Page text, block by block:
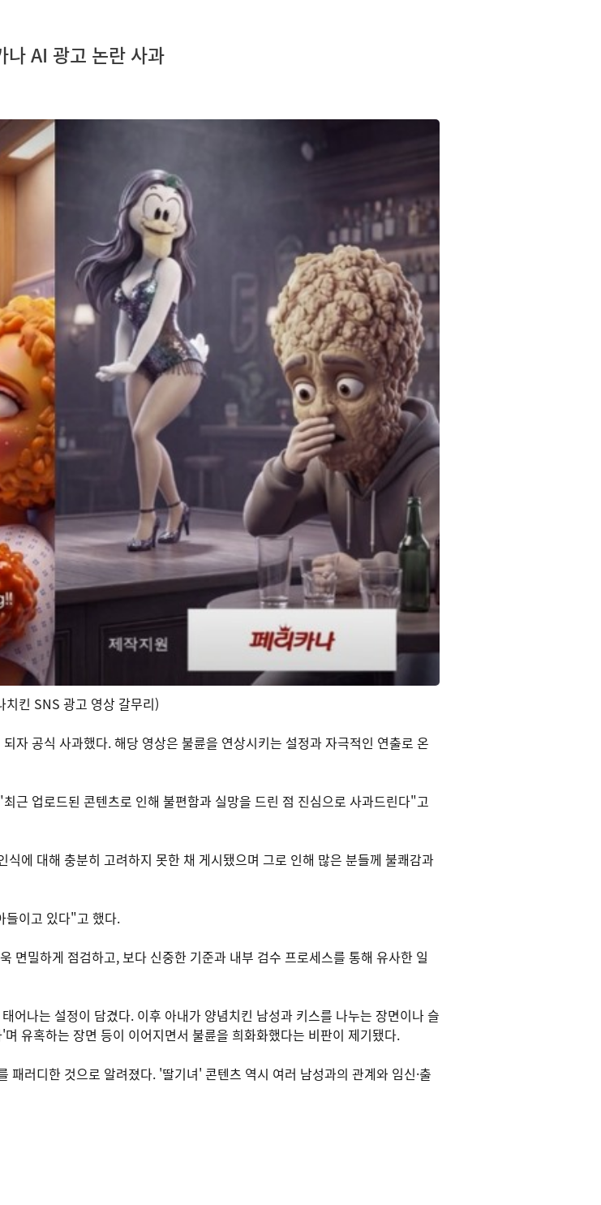
AI 광고 논란 사과
치킨 SNS 광고 영상 갈무리)
자 공식 사과했다. 해당 영상은 불륜을 연상시키는 설정과 자극적인 연출로 온
근 업로드된 콘텐츠로 인해 불편함과 실망을 드린 점 진심으로 사과드린다"고
에 대해 충분히 고려하지 못한 채 게시됐으며 그로 인해 많은 분들께 불쾌감과
들이고 있다"고 했다.
면밀하게 점검하고, 보다 신중한 기준과 내부 검수 프로세스를 통해 유사한 일
어나는 설정이 담겼다. 이후 아내가 양념치킨 남성과 키스를 나누는 장면이나 슬
유혹하는 장면 등이 이어지면서 불륜을 희화화했다는 비판이 제기됐다.
러디한 것으로 알려졌다. '딸기녀' 콘텐츠 역시 여러 남성과의 관계와 임신·출